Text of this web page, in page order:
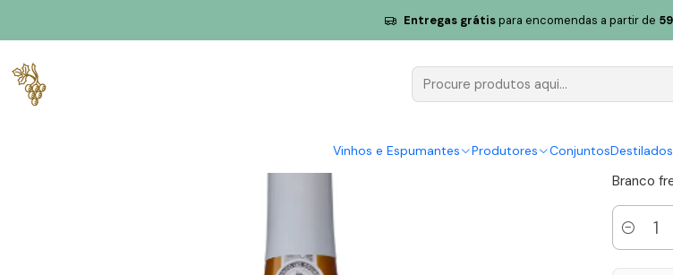
Vinhos e Espumantes Produtores ConjuntosDestilados
Entregas grátispara encomendas a partir de
Conceito Magnum 2019 Douro Branco 1,5L
|
Branco